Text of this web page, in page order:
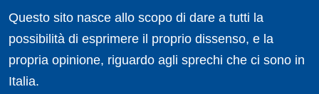
Questo sito nasce allo scopo di dare a tutti la
possibilità di esprimere il proprio dissenso, e la
propria opinione, riguardo agli sprechi che ci sono in
Italia.